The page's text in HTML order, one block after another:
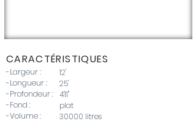
CARACTÉRISTIQUES
-Largeur :
-Longueur :
-Profondeur :
-Fond :
-Volume :
30000 litres
plat
4'11''
25'
12'